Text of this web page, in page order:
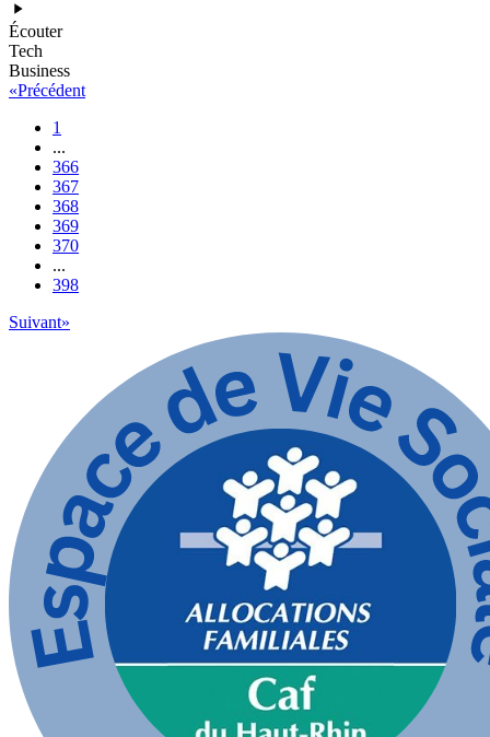
Écouter
Tech
Business
«Précédent
1
...
366
367
368
369
370
...
398
Suivant»